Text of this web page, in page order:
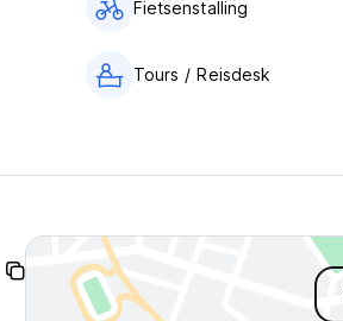
Fietsenstalling
Tours / Reisdesk